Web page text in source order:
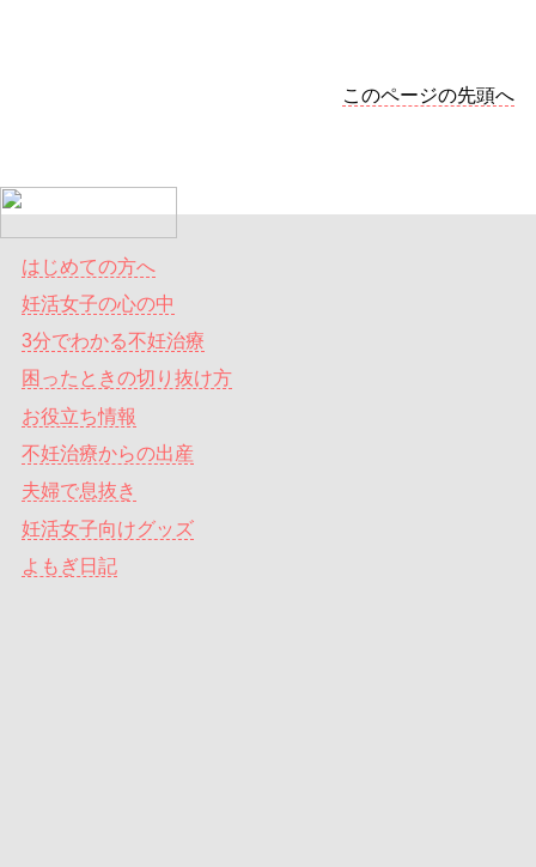
このページの先頭へ
はじめての方へ
妊活女子の心の中
3分でわかる不妊治療
困ったときの切り抜け方
お役立ち情報
不妊治療からの出産
夫婦で息抜き
妊活女子向けグッズ
よもぎ日記